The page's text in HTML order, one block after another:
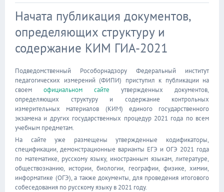
Начата публикация документов,
определяющих структуру и
содержание КИМ ГИА-2021
Подведомственный Рособорнадзору Федеральный институт
педагогических измерений (ФИПИ) приступил к публикации на
своем официальном сайте утвержденных документов,
определяющих структуру и содержание контрольных
измерительных материалов (КИМ) единого государственного
экзамена и других государственных процедур 2021 года по всем
учебным предметам.
На сайте уже размещены утвержденные кодификаторы,
спецификации, демонстрационные варианты ЕГЭ и ОГЭ 2021 года
по математике, русскому языку, иностранным языкам, литературе,
обществознанию, истории, биологии, географии, физике, химии,
информатике (ОГЭ), а также документы, для проведения итогового
собеседования по русскому языку в 2021 году.